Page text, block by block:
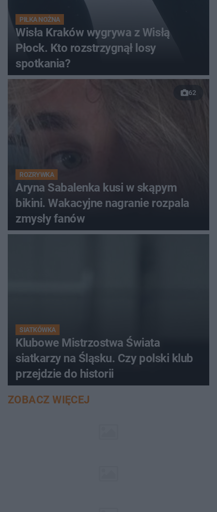
PIŁKA NOŻNA
Wisła Kraków wygrywa z Wisłą
Płock. Kto rozstrzygnął losy
spotkania?
62
ROZRYWKA
Aryna Sabalenka kusi w skąpym
bikini. Wakacyjne nagranie rozpala
zmysły fanów
SIATKÓWKA
Klubowe Mistrzostwa Świata
siatkarzy na Śląsku. Czy polski klub
przejdzie do historii
ZOBACZ WIĘCEJ